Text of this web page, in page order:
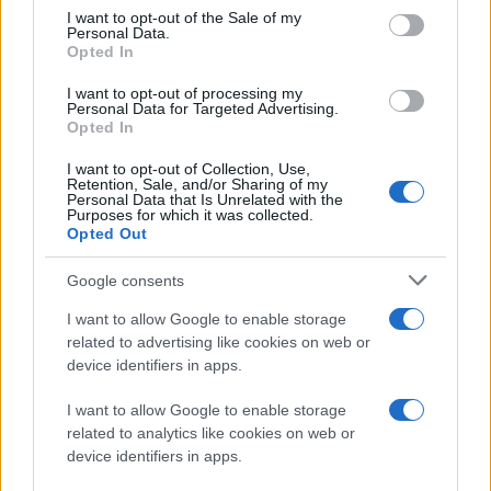
consent section.
I want to opt-out of the Sale of my
Personal Data.
Opted In
I want to opt-out of processing my
Personal Data for Targeted Advertising.
Opted In
I want to opt-out of Collection, Use,
Retention, Sale, and/or Sharing of my
Personal Data that Is Unrelated with the
Purposes for which it was collected.
Opted Out
Google consents
I want to allow Google to enable storage
related to advertising like cookies on web or
device identifiers in apps.
I want to allow Google to enable storage
related to analytics like cookies on web or
device identifiers in apps.
να δείχνει τους κοντινούς χώρους στάθμευσης
Η βελτιωμένη αναφορά περιστατικών κυκλοφορεί από
τώρα στο Google Maps για Android, iOS, αυτοκίνητα
με ενσωματωμένο Google, Android Auto και Apple
Carplay, ενώ η καθοδήγηση προορισμού θα
κυκλοφορήσει «τις επόμενες εβδομάδες».
Εξάλλου, το Waze αποκτά επίσης μερικές νέες
αναφέρουν νέους τύπους καμερών κυκλοφορίας,
όπως αυτές που ενεργοποιούνται αν οδηγείτε σε
λωρίδες λεωφορείων ή ΛΕΑ, ή αυτές που ελέγχουν τις
ζώνες ασφαλείας και αν στέλνετε μηνύματα και
Το Waze διαθέτει επίσης μιανέα ειδική εμπειρία για
πληροφορίες εκδηλώσεων